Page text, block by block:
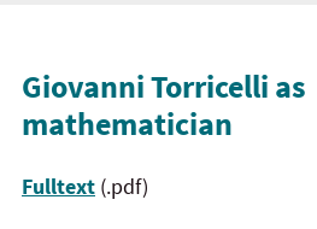
Giovanni Torricelli as
mathematician
Fulltext (.pdf)